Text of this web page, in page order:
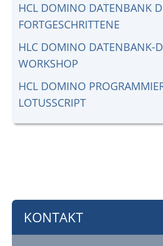
HCL DOMINO DATENBANK
FORTGESCHRITTENE
HLC DOMINO DATENBANK-
WORKSHOP
HCL DOMINO
LOTUSSCRIPT
KONTAKT